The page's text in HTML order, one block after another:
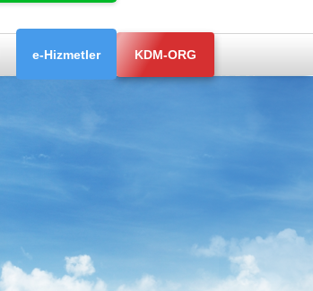
e-Hizmetler KDM-ORG